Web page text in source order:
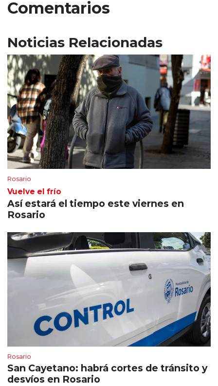
Comentarios
Noticias Relacionadas
Rosario
Vuelve el frío
Así estará el tiempo este viernes en
Rosario
Rosario
San Cayetano: habrá cortes de tránsito y
desvíos en Rosario